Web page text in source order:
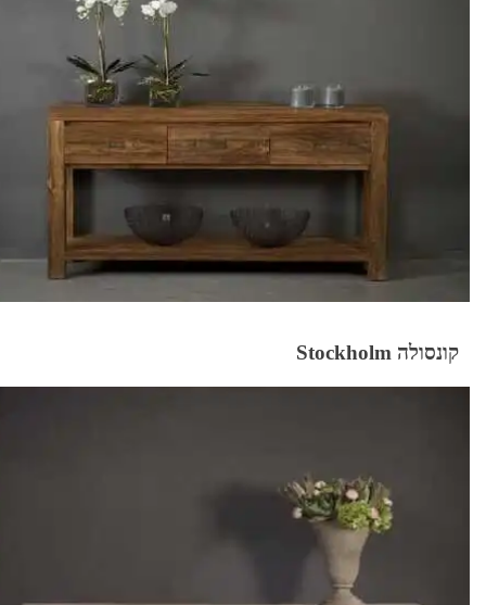
קונסולה Stockholm